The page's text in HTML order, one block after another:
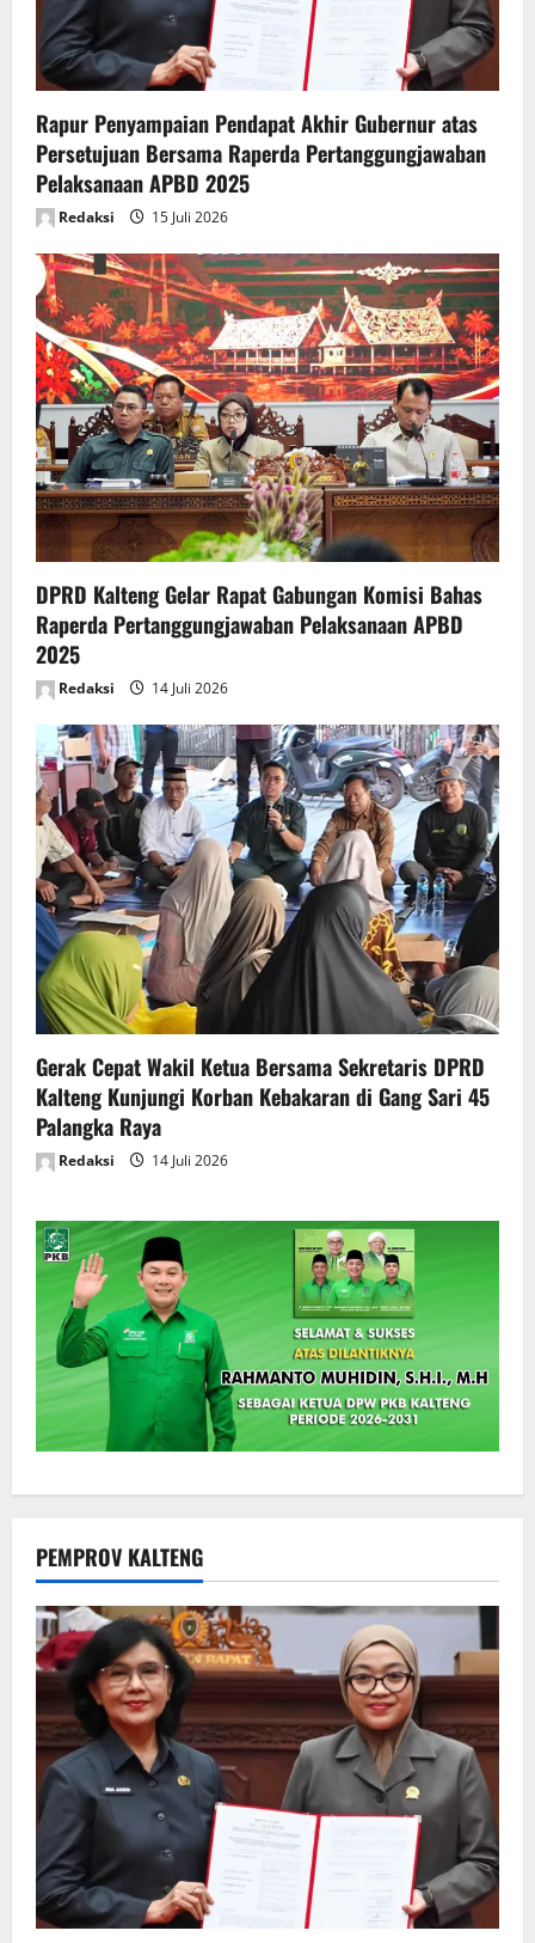
i
o
n
Rapur Penyampaian Pendapat Akhir Gubernur atas
Persetujuan Bersama Raperda Pertanggungjawaban
Pelaksanaan APBD 2025
Redaksi 15 Juli 2026
DPRD Kalteng Gelar Rapat Gabungan Komisi Bahas
Raperda Pertanggungjawaban Pelaksanaan APBD
2025
Redaksi 14 Juli 2026
Gerak Cepat Wakil Ketua Bersama Sekretaris DPRD
Kalteng Kunjungi Korban Kebakaran di Gang Sari 45
Palangka Raya
Redaksi 14 Juli 2026
PEMPROV KALTENG